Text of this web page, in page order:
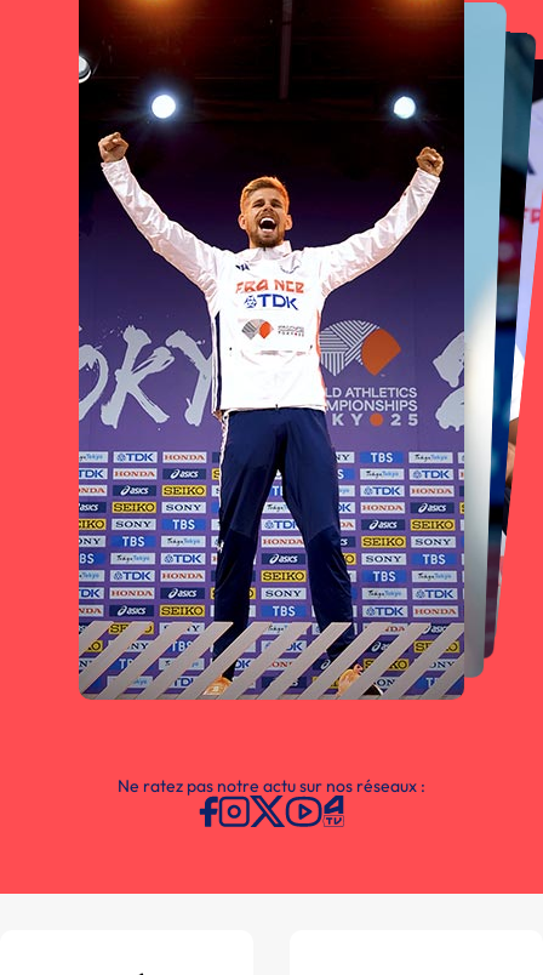
Ne ratez pas notre actu sur nos réseaux :